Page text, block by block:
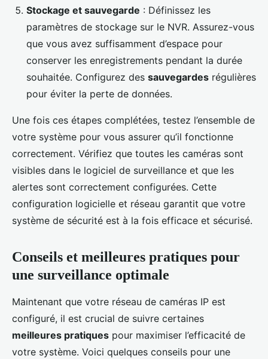
Stockage et sauvegarde : Définissez les
paramètres de stockage sur le NVR. Assurez-vous
que vous avez suffisamment d’espace pour
conserver les enregistrements pendant la durée
souhaitée. Configurez des sauvegardes régulières
pour éviter la perte de données.
Une fois ces étapes complétées, testez l’ensemble de
votre système pour vous assurer qu’il fonctionne
correctement. Vérifiez que toutes les caméras sont
visibles dans le logiciel de surveillance et que les
alertes sont correctement configurées. Cette
configuration logicielle et réseau garantit que votre
système de sécurité est à la fois efficace et sécurisé.
Conseils et meilleures pratiques pour
une surveillance optimale
Maintenant que votre réseau de caméras IP est
configuré, il est crucial de suivre certaines
meilleures pratiques pour maximiser l’efficacité de
votre système. Voici quelques conseils pour une